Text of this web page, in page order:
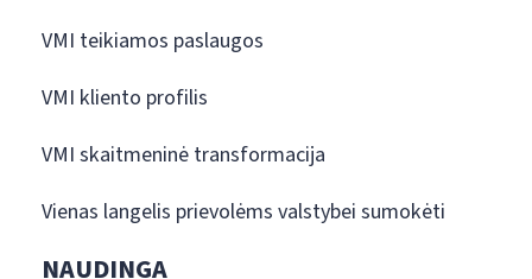
VMI teikiamos paslaugos
VMI kliento profilis
VMI skaitmeninė transformacija
Vienas langelis prievolėms valstybei sumokėti
NAUDINGA